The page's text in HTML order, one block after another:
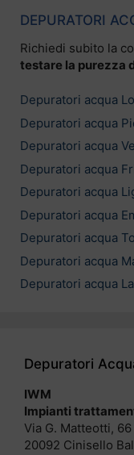
DEPURATORI
Richiedi subito la
testare la purezza
Depuratori acqua
Depuratori acqua
Depuratori acqua
Depuratori acqua
Depuratori acqua
Depuratori acqua
Depuratori acqua
Depuratori acqua
Depuratori acqua
Depuratori
IWM
Impianti
Via G. Matteotti, 66
20092 Cinisello